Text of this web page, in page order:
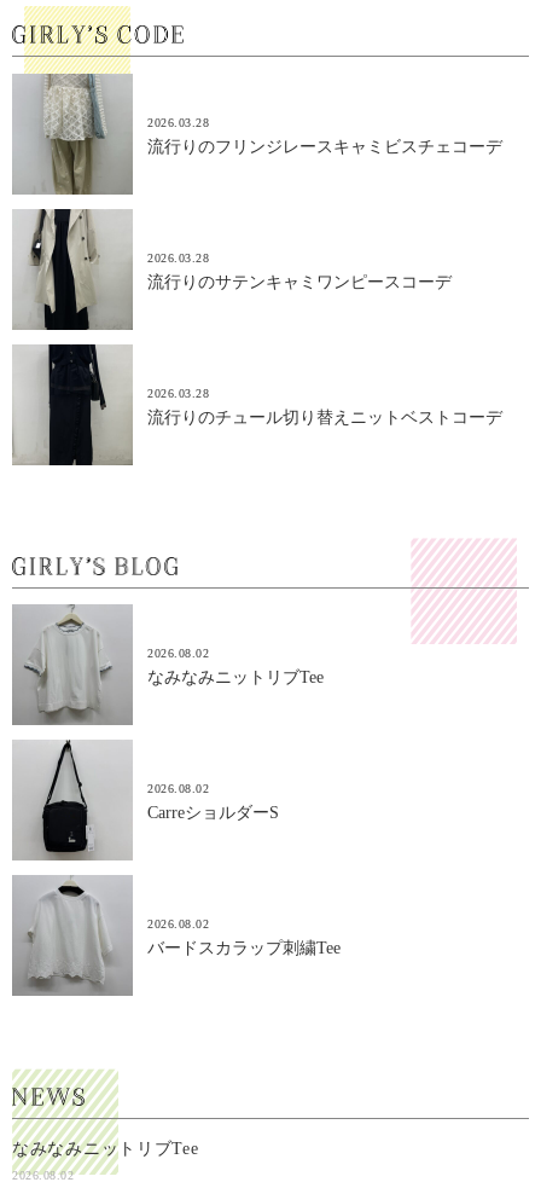
2026.03.28
流行りのフリンジレースキャミビスチェコーデ
2026.03.28
流行りのサテンキャミワンピースコーデ
2026.03.28
流行りのチュール切り替えニットベストコーデ
2026.08.02
なみなみニットリブTee
2026.08.02
CarreショルダーS
2026.08.02
バードスカラップ刺繍Tee
なみなみニットリブTee
2026.08.02